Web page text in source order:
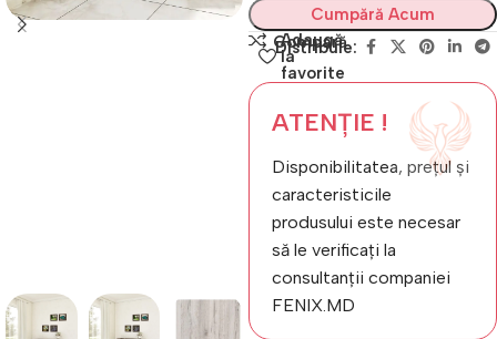
Cumpără Acum
Compară
Adaugă
la
favorite
Distribuie:
ATENȚIE !
Disponibilitatea, prețul și
caracteristicile
produsului este necesar
să le verificați la
consultanții companiei
FENIX.MD